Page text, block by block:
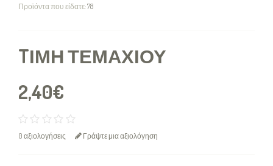
Προϊόντα που είδατε:78
TΙΜΉ ΤΕΜΑΧΊΟΥ
2,40€
0 αξιολογήσεις Γράψτε μια αξιολόγηση